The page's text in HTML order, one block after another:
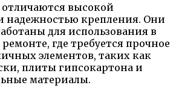
высокой
надежностью крепления. Они
для использования в
где требуется прочное
элементов, таких как
плиты гипсокартона и
материалы.